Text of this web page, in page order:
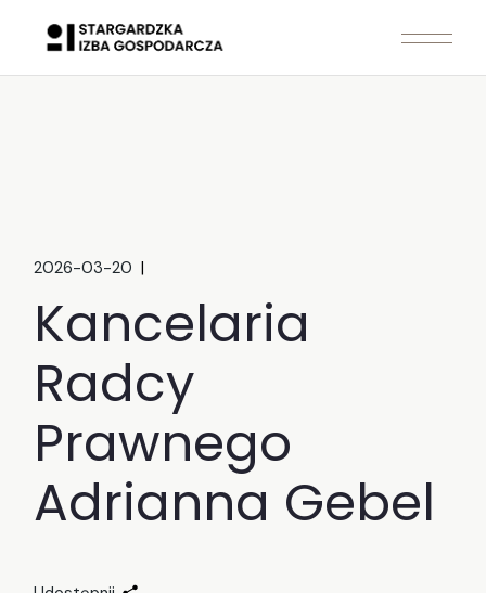
content
2026-03-20
Kancelaria
Radcy
Prawnego
Adrianna Gebel